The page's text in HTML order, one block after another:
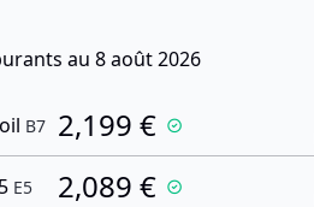
au 8 août 2026
B7 2,199 €
E5 2,089 €